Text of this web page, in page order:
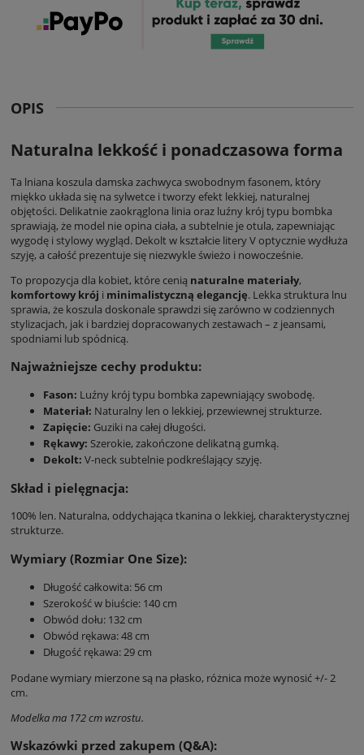
OPIS
Naturalna lekkość i ponadczasowa forma
Ta lniana koszula damska zachwyca swobodnym fasonem, który
miękko układa się na sylwetce i tworzy efekt lekkiej, naturalnej
objętości. Delikatnie zaokrąglona linia oraz luźny krój typu bombka
sprawiają, że model nie opina ciała, a subtelnie je otula, zapewniając
wygodę i stylowy wygląd. Dekolt w kształcie litery V optycznie wydłuża
szyję, a całość prezentuje się niezwykle świeżo i nowocześnie.
To propozycja dla kobiet, które cenią naturalne materiały,
komfortowy krój i minimalistyczną elegancję. Lekka struktura lnu
sprawia, że koszula doskonale sprawdzi się zarówno w codziennych
stylizacjach, jak i bardziej dopracowanych zestawach – z jeansami,
spodniami lub spódnicą.
Najważniejsze cechy produktu:
Fason: Luźny krój typu bombka zapewniający swobodę.
Materiał: Naturalny len o lekkiej, przewiewnej strukturze.
Zapięcie: Guziki na całej długości.
Rękawy: Szerokie, zakończone delikatną gumką.
Dekolt: V-neck subtelnie podkreślający szyję.
Skład i pielęgnacja:
100% len. Naturalna, oddychająca tkanina o lekkiej, charakterystycznej
strukturze.
Wymiary (Rozmiar One Size):
Długość całkowita: 56 cm
Szerokość w biuście: 140 cm
Obwód dołu: 132 cm
Obwód rękawa: 48 cm
Długość rękawa: 29 cm
Podane wymiary mierzone są na płasko, różnica może wynosić +/- 2
cm.
Modelka ma 172 cm wzrostu.
Wskazówki przed zakupem (Q&A):